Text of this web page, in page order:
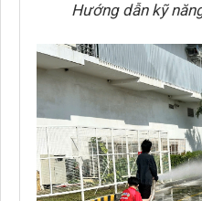
Hướng dẫn kỹ